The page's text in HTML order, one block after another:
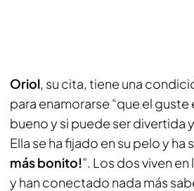
Oriol, su cita, tiene una
para enamorarse “que el guste
bueno y si puede ser divertida
Ella se ha fijado en su pelo y ha
más bonito!”. Los dos viven
y han conectado nada más